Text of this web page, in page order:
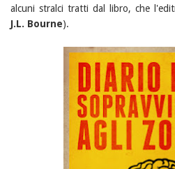
alcuni stralci tratti dal libro, che
J.L. Bourne).